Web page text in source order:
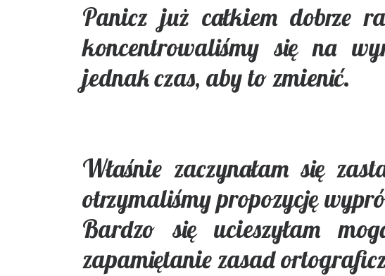
Panicz już całkiem dobrze
koncentrowaliśmy się na
jednak czas, aby to zmienić.
Właśnie zaczynałam się
otrzymaliśmy propozycję
Bardzo się ucieszyłam
zapamiętanie zasad